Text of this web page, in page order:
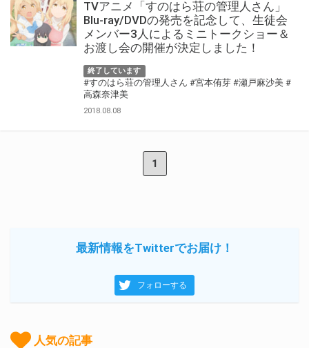
TVアニメ「すのはら荘の管理人さん」
Blu-ray/DVDの発売を記念して、生徒会
メンバー3人によるミニトークショー＆
お渡し会の開催が決定しました！
終了しています
#すのはら荘の管理人さん #宮本侑芽 #瀬戸麻沙美 #
高森奈津美
2018.08.08
1
最新情報をTwitterでお届け！
フォローする
人気の記事